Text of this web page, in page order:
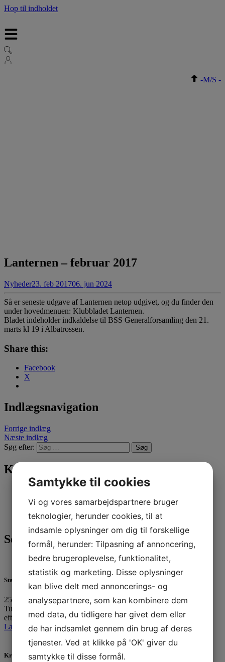
Hop til indholdet
-M/S -
Lanternen – februar 2017
Nyheder23. feb 201706. jun 2024
Så er seneste udgave af Lanternen netop udgivet, og du finder den
under hovedmenuen: Klubbladet Lanternen.
Bladet indeholder indkaldelse til BSS Generalforsamling den 21.
marts kl 19 i Albatrossen.
Share this:
Facebook
X
Indlægsnavigation
Forrige indlæg
Næste indlæg
Søg efter:
Kategorier
(296)
Sejlerskolen(17)
Tursejlads
Ungdom(246)
Seneste 3 indlæg
Standernedhaling 2025
25. oktober 2025
Tusinde tak til alle, der havde trodset det utaknemmelige
efterårsvejr…
Læs mere »
Kredsmesterskab 2025
Samtykke til cookies
Vi og vores samarbejdspartnere bruger
teknologier, herunder cookies, til at
indsamle oplysninger om dig til forskellige
formål, herunder: Tilpasning af annoncering,
bedre brugeroplevelse, funktionalitet,
statistik og marketing. Disse oplysninger
kan blive delt med annoncerings- og
analysepartnere, som kan kombinere dem
med data, du tidligere har givet dem eller
de har indsamlet gennem din brug af deres
tjenester. Ved at klikke på 'OK' giver du
samtykke til disse formål.